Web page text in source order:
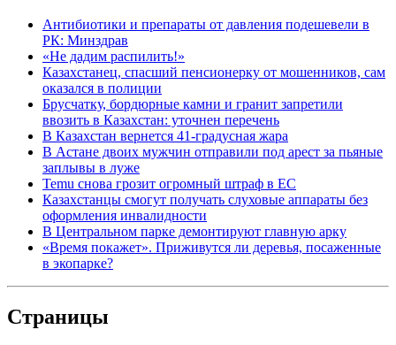
Антибиотики и препараты от давления подешевели в
РК: Минздрав
«Не дадим распилить!»
Казахстанец, спасший пенсионерку от мошенников, сам
оказался в полиции
Брусчатку, бордюрные камни и гранит запретили
ввозить в Казахстан: уточнен перечень
В Казахстан вернется 41-градусная жара
В Астане двоих мужчин отправили под арест за пьяные
заплывы в луже
Temu снова грозит огромный штраф в ЕС
Казахстанцы смогут получать слуховые аппараты без
оформления инвалидности
В Центральном парке демонтируют главную арку
«Время покажет». Приживутся ли деревья, посаженные
в экопарке?
Страницы